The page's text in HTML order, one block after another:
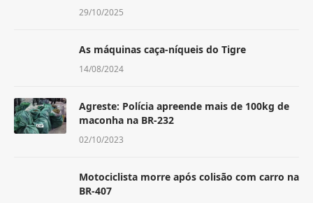
29/10/2025
As máquinas caça-níqueis do Tigre
14/08/2024
Agreste: Polícia apreende mais de 100kg de
maconha na BR-232
02/10/2023
Motociclista morre após colisão com carro na
BR-407